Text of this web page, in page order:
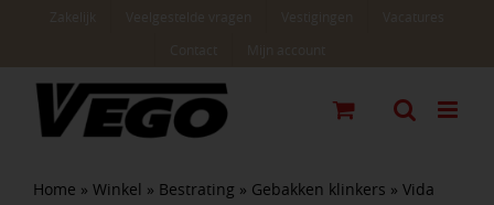
Home » Winkel » Bestrating » Gebakken klinkers » Vida